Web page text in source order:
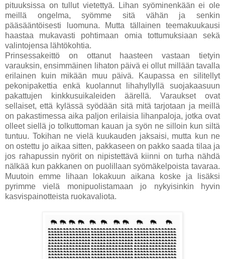
pituuksissa on tullut vietettyä. Lihan syöminenkään ei ole
meillä ongelma, syömme sitä vähän ja senkin
pääsääntöisesti luomuna. Mutta tällainen teemakuukausi
haastaa mukavasti pohtimaan omia tottumuksiaan sekä
valintojensa lähtökohtia.
Prinsessakeittö on ottanut haasteen vastaan tietyin
varauksin, ensimmäinen lihaton päivä ei ollut millään tavalla
erilainen kuin mikään muu päivä. Kaupassa en silitellyt
pekonipakettia enkä kuolannut lihahyllyllä suojakaasuun
pakattujen kinkkusuikaleiden äärellä. Varaukset ovat
sellaiset, että kylässä syödään sitä mitä tarjotaan ja meillä
on pakastimessa aika paljon erilaisia lihanpaloja, jotka ovat
olleet siellä jo tolkuttoman kauan ja syön ne silloin kun siltä
tuntuu. Tokihan ne vielä kuukauden jaksaisi, mutta kun ne
on ostettu jo aikaa sitten, pakkaseen on pakko saada tilaa ja
jos rahapussin nyörit on nipistettävä kiinni on turha nähdä
nälkää kun pakkanen on puolillaan syömäkelpoista tavaraa.
Muutoin emme lihaan lokakuun aikana koske ja lisäksi
pyrimme vielä monipuolistamaan jo nykyisinkin hyvin
kasvispainotteista ruokavaliota.